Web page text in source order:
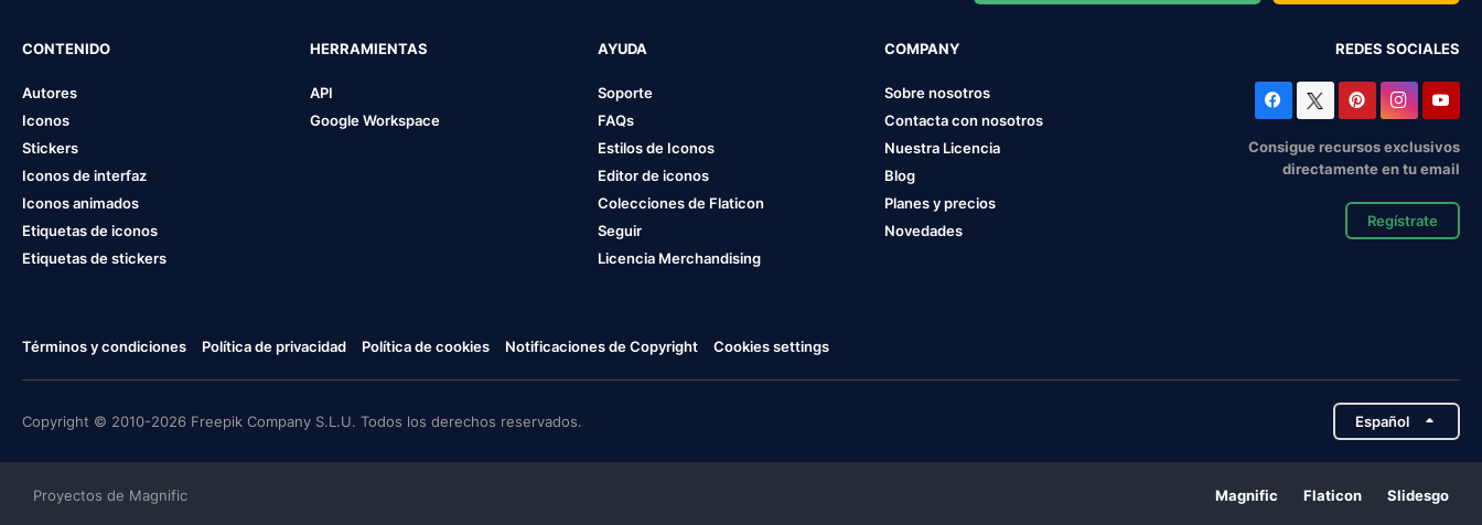
CONTENIDO
Autores
Iconos
Stickers
Iconos de interfaz
Iconos animados
Etiquetas de iconos
Etiquetas de stickers
HERRAMIENTAS
API
Google Workspace
AYUDA
Soporte
FAQs
Estilos de Iconos
Editor de iconos
Colecciones de Flaticon
Seguir
Licencia Merchandising
COMPANY
Sobre nosotros
Contacta con nosotros
Nuestra Licencia
Blog
Planes y precios
Novedades
REDES SOCIALES
Consigue recursos exclusivos
directamente en tu email
Regístrate
Términos y condiciones Política de privacidad Política de cookies Notificaciones de Copyright Cookies settings
Copyright © 2010-2026 Freepik Company S.L.U. Todos los derechos reservados. Español
Proyectos de Magnific Magnific Flaticon Slidesgo